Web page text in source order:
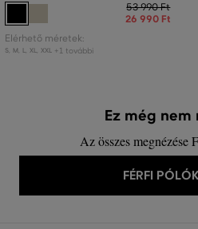
53 990 Ft
26 990 Ft
Elérhető méretek:
S, M L, XL, XXL +1 további
Ez még nem
Az összes megnézése
FÉRFI